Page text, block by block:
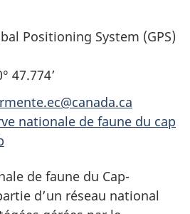
Positioning System (GPS)
47.774’
nationale de faune du cap
de faune du Cap-
d’un réseau national